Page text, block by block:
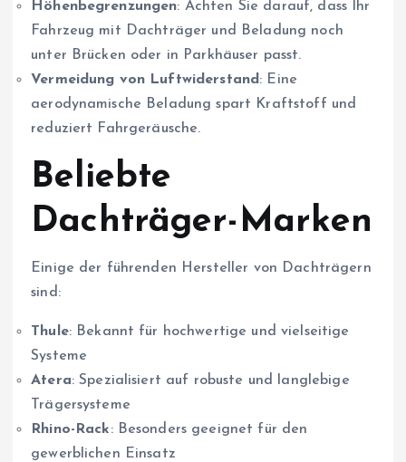
Höhenbegrenzungen: Achten Sie darauf, dass Ihr
Fahrzeug mit Dachträger und Beladung noch
unter Brücken oder in Parkhäuser passt.
Vermeidung von Luftwiderstand: Eine
aerodynamische Beladung spart Kraftstoff und
reduziert Fahrgeräusche.
Beliebte
Dachträger-Marken
Einige der führenden Hersteller von Dachträgern
sind:
Thule: Bekannt für hochwertige und vielseitige
Systeme
Atera: Spezialisiert auf robuste und langlebige
Trägersysteme
Rhino-Rack: Besonders geeignet für den
gewerblichen Einsatz